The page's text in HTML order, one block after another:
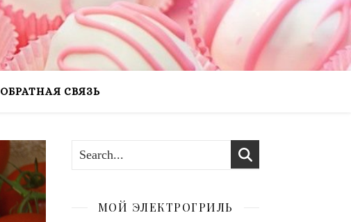
ОБРАТНАЯ СВЯЗЬ
МОЙ ЭЛЕКТРОГРИЛЬ